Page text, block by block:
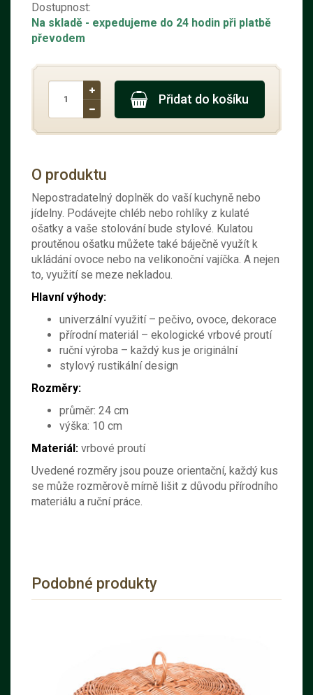
Dostupnost:
Na skladě - expedujeme do 24 hodin při platbě
převodem
Přidat do košíku
O produktu
Nepostradatelný doplněk do vaší kuchyně nebo
jídelny. Podávejte chléb nebo rohlíky z kulaté
ošatky a vaše stolování bude stylové. Kulatou
proutěnou ošatku můžete také báječně využít k
ukládání ovoce nebo na velikonoční vajíčka. A nejen
to, využití se meze nekladou.
Hlavní výhody:
univerzální využití – pečivo, ovoce, dekorace
přírodní materiál – ekologické vrbové proutí
ruční výroba – každý kus je originální
stylový rustikální design
Rozměry:
průměr: 24 cm
výška: 10 cm
Materiál: vrbové proutí
Uvedené rozměry jsou pouze orientační, každý kus
se může rozměrově mírně lišit z důvodu přírodního
materiálu a ruční práce.
Podobné produkty